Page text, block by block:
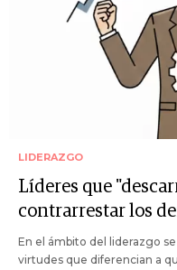
LIDERAZGO
Líderes que
contrarrestar los
En el ámbito del liderazgo
virtudes que diferencian a